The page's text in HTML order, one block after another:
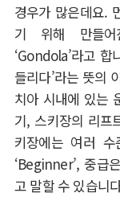
경우가 많은데요.
기 위해 만들
‘Gondola’라고 합
들리다’라는 뜻의
치아 시내에 있는
기, 스키장의 리프
키장에는 여러
‘Beginner’,중급은
고 말할 수 있습니